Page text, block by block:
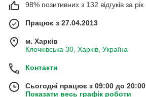
98% позитивних з 132 відгуків за рік
Працює з 27.04.2013
м. Харків
Клочківська 30, Харків, Україна
Контакти
Сьогодні працює з 09:00 до 20:00
Показати весь графік роботи